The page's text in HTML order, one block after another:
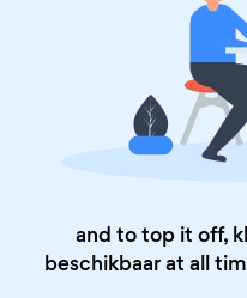
and to top it off,
beschikbaar at all